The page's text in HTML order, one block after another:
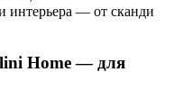
интерьера — от сканди
Home — для